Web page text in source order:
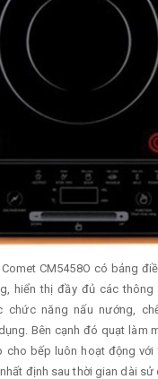
CM5458O có bảng
hiển thị đầy đủ các thông
chức năng nấu nướng,
Bên cạnh đó quạt làm
cho bếp luôn hoạt động
định sau thời gian dài sử